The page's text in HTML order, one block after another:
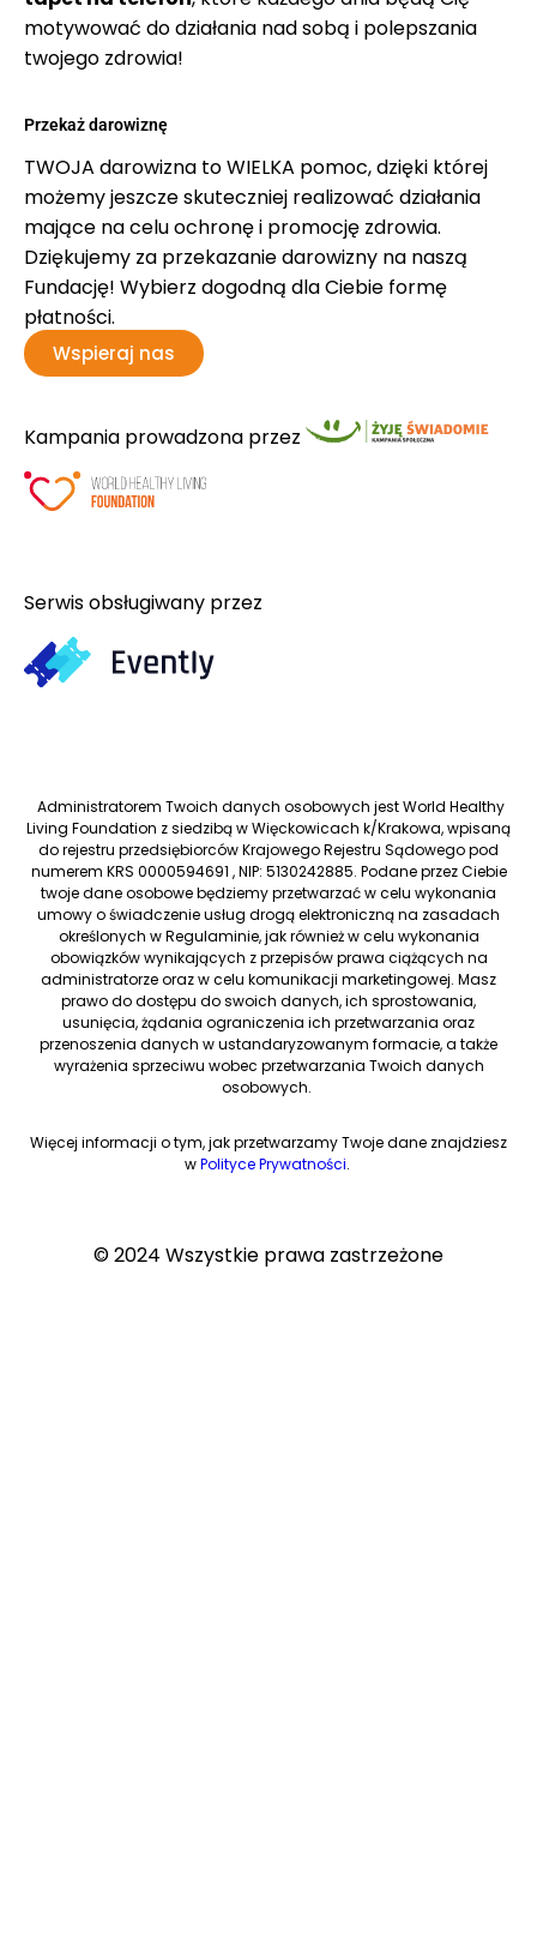
motywować do działania nad sobą i polepszania
twojego zdrowia!
Przekaż darowiznę
TWOJA darowizna to WIELKA pomoc, dzięki której
możemy jeszcze skuteczniej realizować działania
mające na celu ochronę i promocję zdrowia.
Dziękujemy za przekazanie darowizny na naszą
Fundację! Wybierz dogodną dla Ciebie formę
płatności.
Wspieraj nas
Kampania prowadzona przez
Serwis obsługiwany przez
Administratorem Twoich danych osobowych jest World Healthy
Living Foundation z siedzibą w Więckowicach k/Krakowa, wpisaną
do rejestru przedsiębiorców Krajowego Rejestru Sądowego pod
numerem KRS 0000594691 , NIP: 5130242885. Podane przez Ciebie
twoje dane osobowe będziemy przetwarzać w celu wykonania
umowy o świadczenie usług drogą elektroniczną na zasadach
określonych w Regulaminie, jak również w celu wykonania
obowiązków wynikających z przepisów prawa ciążących na
administratorze oraz w celu komunikacji marketingowej. Masz
prawo do dostępu do swoich danych, ich sprostowania,
usunięcia, żądania ograniczenia ich przetwarzania oraz
przenoszenia danych w ustandaryzowanym formacie, a także
wyrażenia sprzeciwu wobec przetwarzania Twoich danych
osobowych.
Więcej informacji o tym, jak przetwarzamy Twoje dane znajdziesz
wPolityce Prywatności.
© 2024 Wszystkie prawa zastrzeżone